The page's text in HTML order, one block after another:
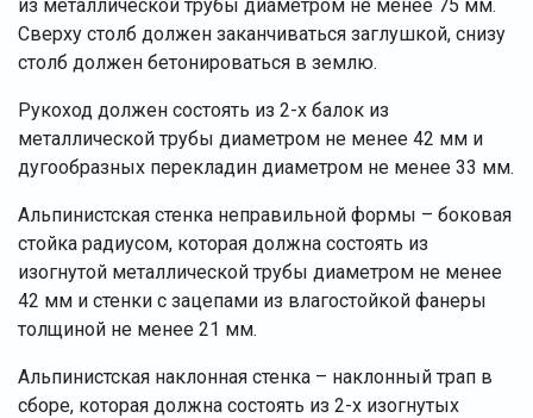
из металлической трубы диаметром не менее 75 мм.
Сверху столб должен заканчиваться заглушкой, снизу
столб должен бетонироваться в землю.
Рукоход должен состоять из 2-х балок из
металлической трубы диаметром не менее 42 мм и
дугообразных перекладин диаметром не менее 33 мм.
Альпинистская стенка неправильной формы – боковая
стойка радиусом, которая должна состоять из
изогнутой металлической трубы диаметром не менее
42 мм и стенки с зацепами из влагостойкой фанеры
толщиной не менее 21 мм.
Альпинистская наклонная стенка – наклонный трап в
сборе, которая должна состоять из 2-х изогнутых